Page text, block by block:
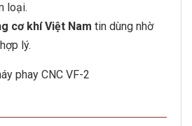
loại.
cơ khí Việt Nam tin dùng nhờ
lý.